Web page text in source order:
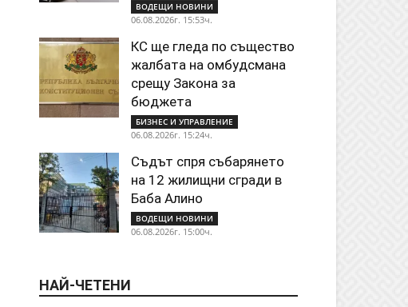
ВОДЕЩИ НОВИНИ
06.08.2026г. 15:53ч.
КС ще гледа по същество
жалбата на омбудсмана
срещу Закона за
бюджета
БИЗНЕС И УПРАВЛЕНИЕ
06.08.2026г. 15:24ч.
Съдът спря събарянето
на 12 жилищни сгради в
Баба Алино
ВОДЕЩИ НОВИНИ
06.08.2026г. 15:00ч.
НАЙ-ЧЕТЕНИ